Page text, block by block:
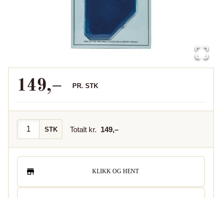
149,– PR. STK
STK Totalt kr. 149,–
KLIKK OG HENT